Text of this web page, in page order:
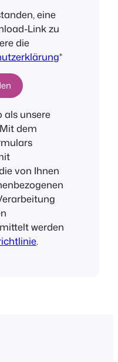
eine
Link zu
die
*
als unsere
dem
von Ihnen
werden
.